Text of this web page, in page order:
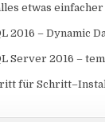
etwas
2016 – Dynamic
Server 2016 –
für